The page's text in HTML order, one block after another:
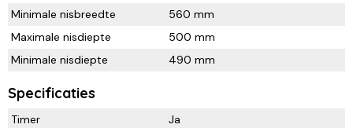
Minimale nisbreedte
560 mm
Maximale nisdiepte
500 mm
Minimale nisdiepte
490 mm
Specificaties
Timer
Ja